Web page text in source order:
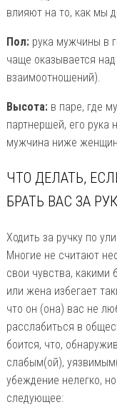
влияют на то, как мы
Пол:рука мужчины в
чаще оказывается
взаимоотношений).
Высота:в паре, где
партнершей, его рука
мужчина ниже
ЧТО ДЕЛАТЬ,
БРАТЬ ВАС ЗА
Ходить за ручку по
Многие не считают
свои чувства,
или жена избегает
что он (она) вас не
расслабиться в
боится, что,
слабым(ой),
убеждение нелегко,
следующее: